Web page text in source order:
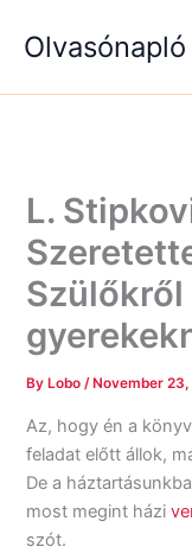
Olvasónapló
L.
By Lobo/ November 23,
Az, hogy én a
feladat előtt állok,
De a
most megint házi
szót.
e
a
é
g
k
é
g
k